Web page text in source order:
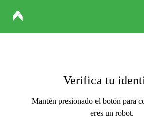
Verifica tu
Mantén presionado el botón para
eres un robot.